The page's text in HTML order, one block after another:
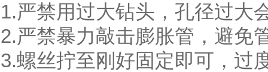
1.严禁用过大钻头，孔径过大
2.严禁暴力敲击膨胀管，避免
3.螺丝拧至刚好固定即可，过